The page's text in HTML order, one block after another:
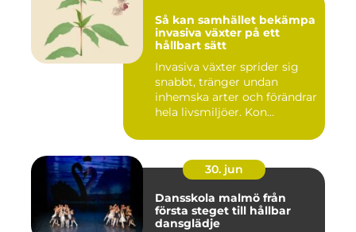
Så kan samhället bekämpa
invasiva växter på ett
hållbart sätt
Invasiva växter sprider sig
snabbt, tränger undan
inhemska arter och förändrar
hela livsmiljöer. Kon...
30. jun
Dansskola malmö från
första steget till hållbar
dansglädje